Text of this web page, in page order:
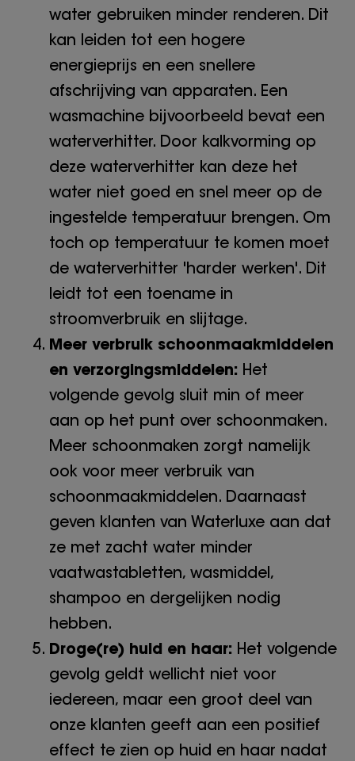
water gebruiken minder renderen. Dit
kan leiden tot een hogere
energieprijs en een snellere
afschrijving van apparaten. Een
wasmachine bijvoorbeeld bevat een
waterverhitter. Door kalkvorming op
deze waterverhitter kan deze het
water niet goed en snel meer op de
ingestelde temperatuur brengen. Om
toch op temperatuur te komen moet
de waterverhitter 'harder werken'. Dit
leidt tot een toename in
stroomverbruik en slijtage.
Meer verbruik schoonmaakmiddelen
en verzorgingsmiddelen: Het
volgende gevolg sluit min of meer
aan op het punt over schoonmaken.
Meer schoonmaken zorgt namelijk
ook voor meer verbruik van
schoonmaakmiddelen. Daarnaast
geven klanten van Waterluxe aan dat
ze met zacht water minder
vaatwastabletten, wasmiddel,
shampoo en dergelijken nodig
hebben.
Droge(re) huid en haar: Het volgende
gevolg geldt wellicht niet voor
iedereen, maar een groot deel van
onze klanten geeft aan een positief
effect te zien op huid en haar nadat